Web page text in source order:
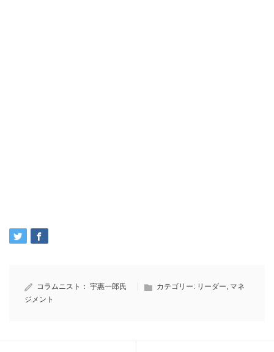
コラムニスト： 宇惠一郎氏 カテゴリー: リーダー, マネ
ジメント